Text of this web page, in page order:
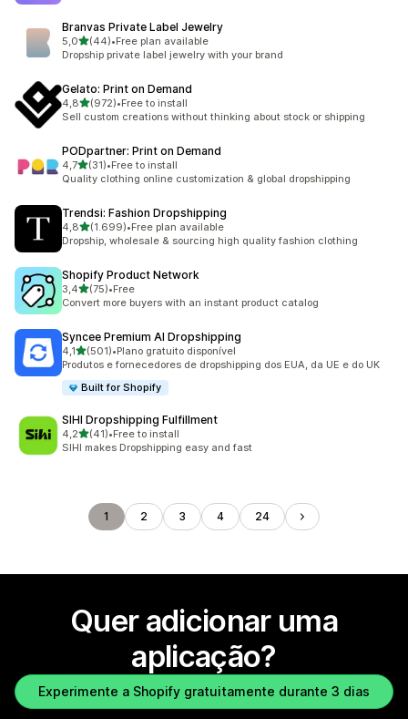
Branvas Private Label Jewelry
5,0de 5 estrelas
(44)
44 total de avaliações
•Free plan available
Dropship private label jewelry with your brand
Gelato: Print on Demand
4,8de 5 estrelas
(972)
972 total de avaliações
•Free to install
Sell custom creations without thinking about stock or shipping
PODpartner: Print on Demand
4,7de 5 estrelas
(31)
31 total de avaliações
•Free to install
Quality clothing online customization & global dropshipping
Trendsi: Fashion Dropshipping
4,8de 5 estrelas
(1.699)
1699 total de avaliações
•Free plan available
Dropship, wholesale & sourcing high quality fashion clothing
Shopify Product Network
3,4de 5 estrelas
(75)
75 total de avaliações
•Free
Convert more buyers with an instant product catalog
Syncee Premium AI Dropshipping
4,1de 5 estrelas
(501)
501 total de avaliações
•Plano gratuito disponível
Produtos e fornecedores de dropshipping dos EUA, da UE e do UK
Built for Shopify
SIHI Dropshipping Fulfillment
4,2de 5 estrelas
(41)
41 total de avaliações
•Free to install
SIHI makes Dropshipping easy and fast
1 2 3 4 24
Quer adicionar uma
aplicação?
Experimente a Shopify gratuitamente durante 3 dias